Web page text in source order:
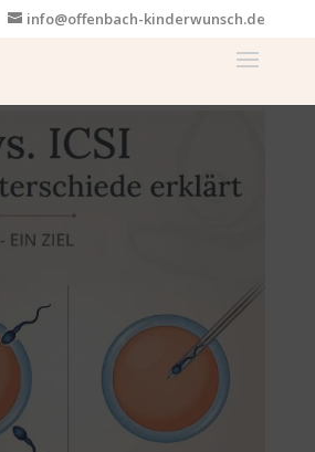
info@offenbach-kinderwunsch.de